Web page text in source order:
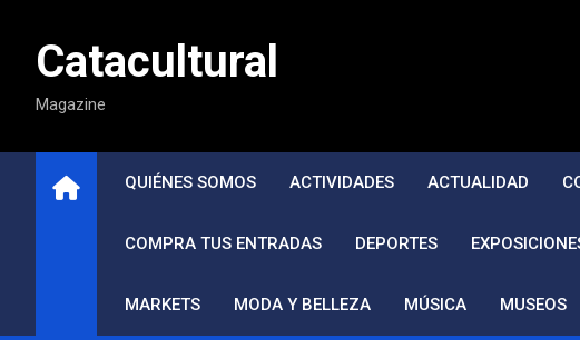
contenidoCatacultural
Magazine
QUIÉNES SOMOS ACTIVIDADES ACTUALIDAD
COMPRA TUS ENTRADAS DEPORTES
MARKETS MODA Y BELLEZA MÚSICA MUSEOS